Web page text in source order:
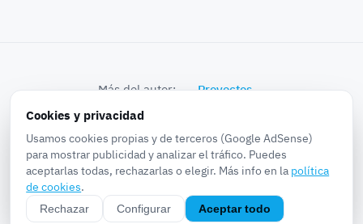
Más del autor: Proyectos
Experiencias, Pruebas...
Sobre·Privacidad·Cookies·Aviso legal ·RSS·
Configurar cookies
Cookies y privacidad
Usamos cookies propias y de terceros (Google AdSense)
para mostrar publicidad y analizar el tráfico. Puedes
aceptarlas todas, rechazarlas o elegir. Más info en la política
de cookies.
Rechazar Configurar Aceptar todo